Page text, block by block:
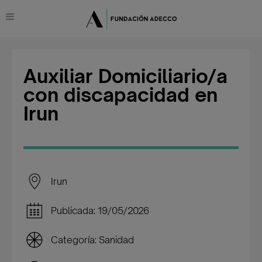
Auxiliar Domiciliario/a
con discapacidad en
Irun
Irun
Publicada: 19/05/2026
Categoría: Sanidad